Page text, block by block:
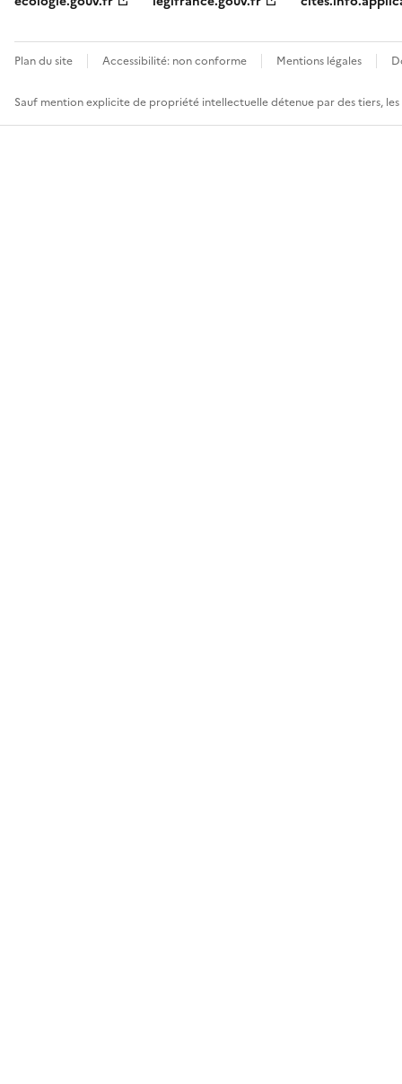
Plan du site Accessibilité: non conforme Mentions légales
Sauf mention explicite de propriété intellectuelle détenue par des tiers,